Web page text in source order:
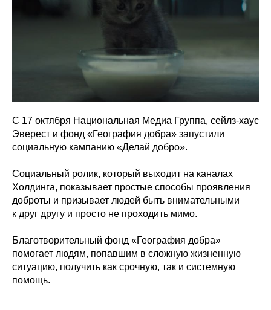
С 17 октября Национальная Медиа Группа, сейлз-хаус
Эверест и фонд «География добра» запустили
социальную кампанию «Делай добро».
Социальный ролик, который выходит на каналах
Холдинга, показывает простые способы проявления
доброты и призывает людей быть внимательными
к друг другу и просто не проходить мимо.
Благотворительный фонд «География добра»
помогает людям, попавшим в сложную жизненную
ситуацию, получить как срочную, так и системную
помощь.